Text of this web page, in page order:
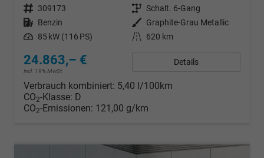
Fahrzeugnr. 309173 Getriebe Schalt. 6-Gang
Kraftstoff Benzin Außenfarbe
Graphite-Grau Metallic
Leistung 85 kW (116 PS) Kilometerstand 620 km
24.863,– €
incl. 19% MwSt.
Details
Verbrauch kombiniert: 5,40 l/100km
CO2-Klasse: D
CO2-Emissionen: 121,00 g/km